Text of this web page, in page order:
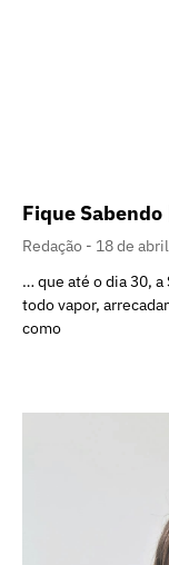
Fique
Redação
18 de
… que até o dia 30, a
todo vapor,
como